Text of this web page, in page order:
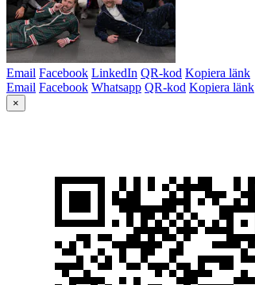
Email Facebook LinkedIn QR-kod Kopiera länk
Email Facebook Whatsapp QR-kod Kopiera länk
×